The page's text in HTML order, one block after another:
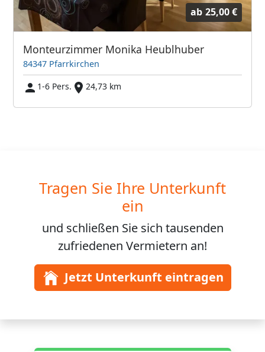
ab 25,00 €
Monteurzimmer Monika Heublhuber
84347 Pfarrkirchen
1-6 Pers.
24,73 km
Tragen Sie Ihre Unterkunft
ein
und schließen Sie sich tausenden
zufriedenen Vermietern an!
Jetzt Unterkunft eintragen